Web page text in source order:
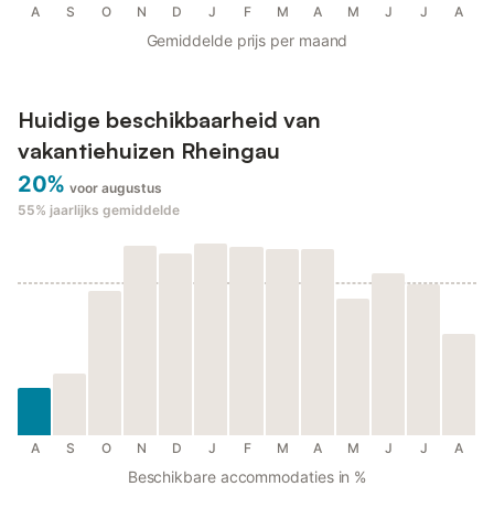
A S O N D J F M A M J J A
Gemiddelde prijs per maand
Huidige beschikbaarheid van
vakantiehuizen Rheingau
20% voor augustus
55% jaarlijks gemiddelde
A S O N D J F M A M J J A
Beschikbare accommodaties in %